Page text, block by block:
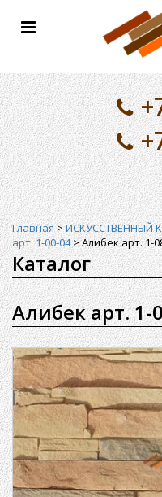
Toggle
Главная>ИСКУССТВЕННЫЙ
арт. 1-00-04>Алибек арт. 1-
Каталог
Алибек арт. 1-